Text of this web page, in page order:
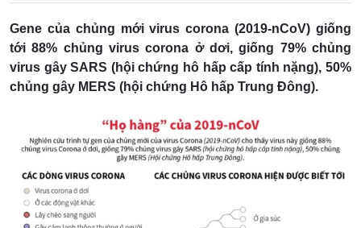
Gene của chủng mới virus corona (2019-nCoV) giống
tới 88% chủng virus corona ở dơi, giống 79% chủng
virus gây SARS (hội chứng hô hấp cấp tính nặng), 50%
chủng gây MERS (hội chứng Hô hấp Trung Đông).